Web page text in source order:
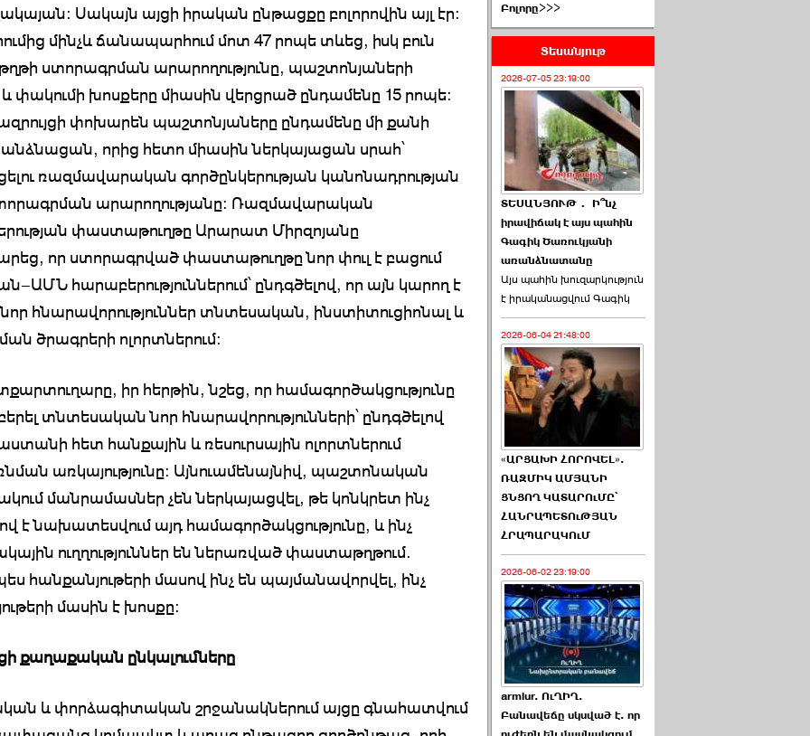
Սակայն այցի իրական ընթացքը բոլորովին այլ էր:
մինչև ճանապարհում մոտ 47 րոպե տևեց, իսկ բուն
ստորագրման արարողությունը, պաշտոնյաների
փակումի խոսքերը միասին վերցրած ընդամենը 15 րոպե:
փոխարեն պաշտոնյաները ընդամենը մի քանի
որից հետո միասին ներկայացան սրահ՝
ռազմավարական գործընկերության կանոնադրության
արարողությանը։ Ռազմավարական
փաստաթուղթը Արարատ Միրզոյանը
որ ստորագրված փաստաթուղթը նոր փուլ է բացում
հարաբերություններում՝ ընդգծելով, որ այն կարող է
հնարավորություններ տնտեսական, ինստիտուցիոնալ և
ծրագրերի ոլորտներում։
իր հերթին, նշեց, որ համագործակցությունը
տնտեսական նոր հնարավորությունների՝ ընդգծելով
հետ հանքային և ռեսուրսային ոլորտներում
առկայությունը։ Այնուամենայնիվ, պաշտոնական
մանրամասներ չեն ներկայացվել, թե կոնկրետ ինչ
է նախատեսվում այդ համագործակցությունը, և ինչ
ուղղություններ են ներառված փաստաթղթում.
հանքանյութերի մասով ինչ են պայմանավորվել, ինչ
մասին է խոսքը։
քաղաքական ընկալումները
և փորձագիտական շրջանակներում այցը գնահատվում
Բոլորը>>>
Տեսանյութ
2026-07-05 23:19:00
ՏԵՍԱՆՅՈՒԹ․ Ի՞նչ
իրավիճակ է այս պահին
Գագիկ Ծառուկյանի
առանձնատանը
Այս պահին խուզարկություն
է իրականացվում Գագիկ
2026-06-04 21:48:00
«ԱՐՑԱԽԻ ՀՈՐՈՎԵԼ».
ՌԱԶՄԻԿ ԱՄՅԱՆԻ
ՑՆՑՈՂ ԿԱՏԱՐՈւՄԸ՝
ՀԱՆՐԱՊԵՏՈւԹՅԱՆ
ՀՐԱՊԱՐԱԿՈւՄ
2026-06-02 23:19:00
armlur. ՈւՂԻՂ.
Բանավեճը սկսված է. որ